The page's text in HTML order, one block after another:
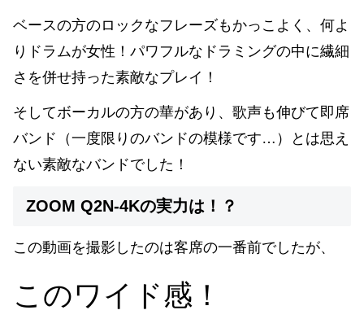
ベースの方のロックなフレーズもかっこよく、何よ
りドラムが女性！パワフルなドラミングの中に繊細
さを併せ持った素敵なプレイ！
そしてボーカルの方の華があり、歌声も伸びて即席
バンド（一度限りのバンドの模様です…）とは思え
ない素敵なバンドでした！
ZOOM Q2N-4Kの実力は！？
この動画を撮影したのは客席の一番前でしたが、
このワイド感！